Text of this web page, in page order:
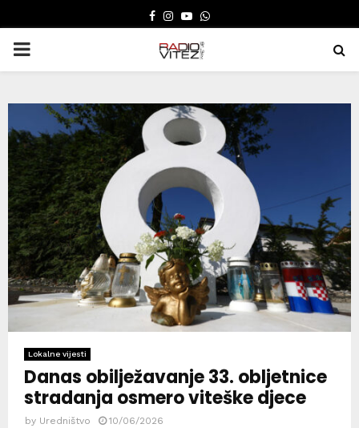
FACEBOOK
INSTAGRAM
YOUTUBE
WHATSAPP
PRIMARY
Lokalne vijesti
Danas obilježavanje 33. obljetnice
stradanja osmero viteške djece
by Uredništvo 10/06/2026